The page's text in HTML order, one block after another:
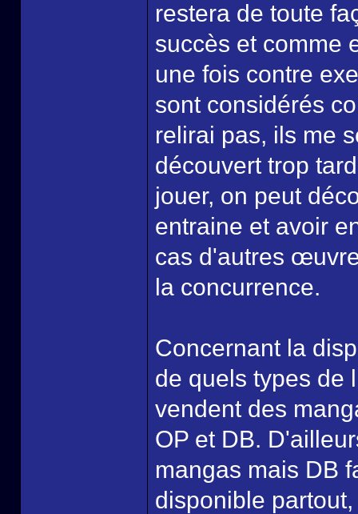
restera de toute
succès et comme
une fois contre
sont considérés
relirai pas, ils me
découvert trop
jouer, on peut
entraine et avoir
cas d'autres
la concurrence.
Concernant la
de quels types de
vendent des
OP et DB.
mangas mais DB
disponible